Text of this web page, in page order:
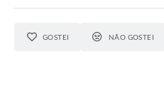
GOSTEI NÃO GOSTEI